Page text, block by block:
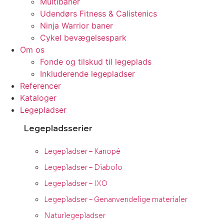
Udendørs Fitness & Calistenics
Ninja Warrior baner
Cykel bevægelsespark
Om os
Fonde og tilskud til legeplads
Inkluderende legepladser
Referencer
Kataloger
Legepladser
Legepladsserier
Legepladser – Kanopé
Legepladser – Diabolo
Legepladser – IXO
Legepladser – Genanvendelige materialer
Naturlegepladser